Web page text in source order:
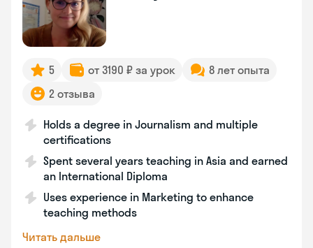
5 от 3190 ₽ за урок
8 лет опыта
2 отзыва
Holds a degree in Journalism and multiple
certifications
Spent several years teaching in Asia and earned
an International Diploma
Uses experience in Marketing to enhance
teaching methods
Читать дальше